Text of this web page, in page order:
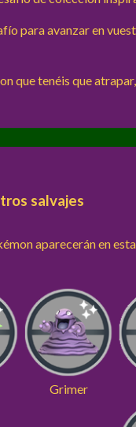
para avanzar en
que tenéis que
salvajes
aparecerán en
Grimer